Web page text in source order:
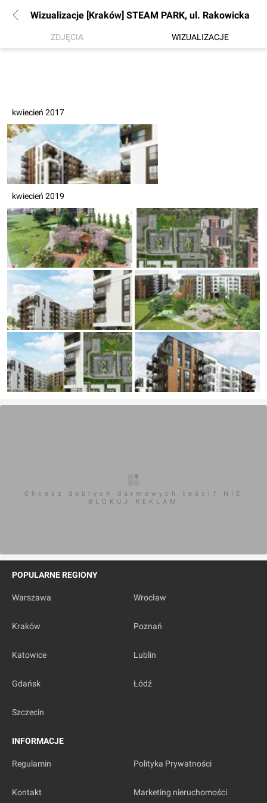
Wizualizacje [Kraków] STEAM PARK, ul. Rakowicka
ZDJĘCIA WIZUALIZACJE
kwiecień 2017
kwiecień 2019
Chcesz dobrych darmowych teści? NIE
BLOKUJ REKLAM
POPULARNE REGIONY
Warszawa Wrocław
Kraków Poznań
Katowice Lublin
Gdańsk Łódź
Szczecin
INFORMACJE
Regulamin Polityka Prywatności
Kontakt Marketing nieruchomości